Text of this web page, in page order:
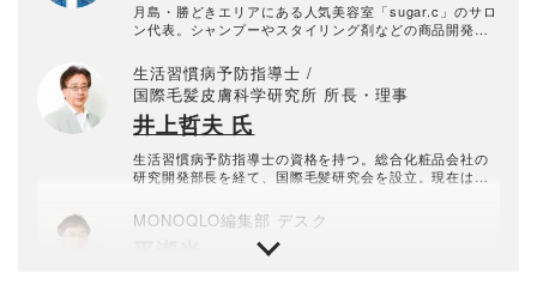
月島・勝どきエリアにある人気美容室「sugar.c」のサロ
ン代表。シャンプーやスタイリング剤などの商品開発に
たり活躍中で、好みやライフスタイルに合わせた髪型提
案に定評がある。
生活習慣病予防指導士 /
国際毛髪皮膚科学研究所 所長・理事
井上哲夫 氏
生活習慣病予防指導士の資格を持つ。総合化粧品会社の
研究開発部長を経て、国際毛髪研究会を設立。現在は一
るセミナーをサロンやがん拠点病院などで精力的に行っ
ている。
MONOQLO編集部 デスク